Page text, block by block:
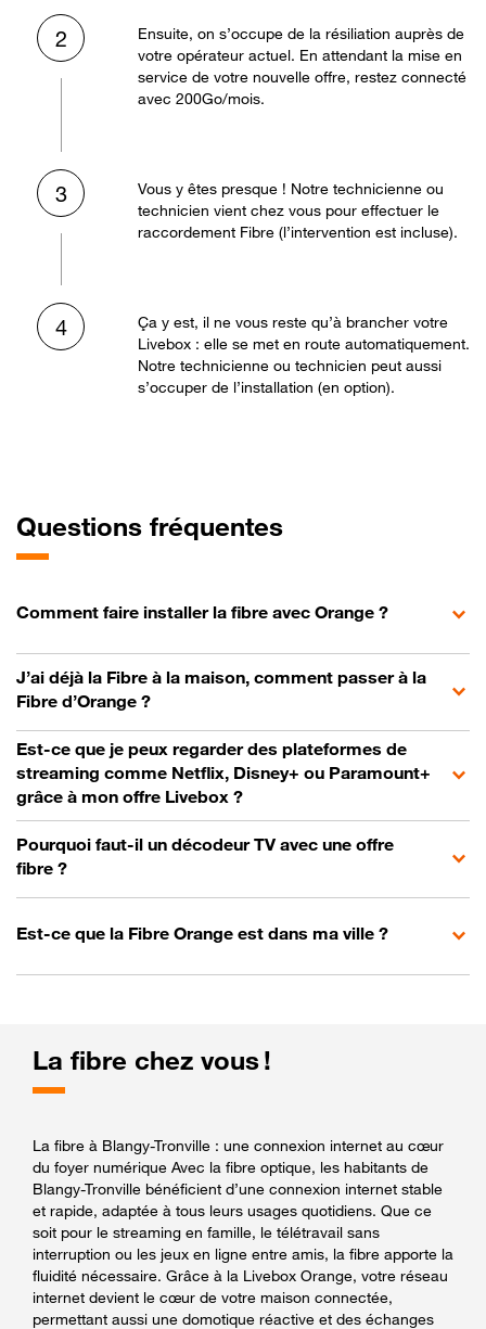
2
Ensuite, on s’occupe de la résiliation auprès de
votre opérateur actuel. En attendant la mise en
service de votre nouvelle offre, restez connecté
avec 200Go/mois.
3
Vous y êtes presque ! Notre technicienne ou
technicien vient chez vous pour effectuer le
raccordement Fibre (l’intervention est incluse).
4
Ça y est, il ne vous reste qu’à brancher votre
Livebox : elle se met en route automatiquement.
Notre technicienne ou technicien peut aussi
s’occuper de l’installation (en option).
Questions fréquentes
Comment faire installer la fibre avec Orange ?
J’ai déjà la Fibre à la maison, comment passer à la
Fibre d’Orange ?
Est-ce que je peux regarder des plateformes de
streaming comme Netflix, Disney+ ou Paramount+
grâce à mon offre Livebox ?
Pourquoi faut-il un décodeur TV avec une offre
fibre ?
Est-ce que la Fibre Orange est dans ma ville ?
La fibre chez vous !
La fibre à Blangy-Tronville : une connexion internet au cœur
du foyer numérique Avec la fibre optique, les habitants de
Blangy-Tronville bénéficient d’une connexion internet stable
et rapide, adaptée à tous leurs usages quotidiens. Que ce
soit pour le streaming en famille, le télétravail sans
interruption ou les jeux en ligne entre amis, la fibre apporte la
fluidité nécessaire. Grâce à la Livebox Orange, votre réseau
internet devient le cœur de votre maison connectée,
permettant aussi une domotique réactive et des échanges